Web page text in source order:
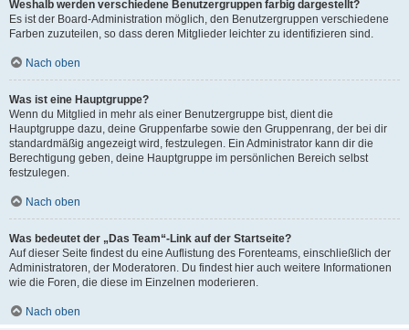
Weshalb werden verschiedene Benutzergruppen farbig dargestellt?
Es ist der Board-Administration möglich, den Benutzergruppen verschiedene
Farben zuzuteilen, so dass deren Mitglieder leichter zu identifizieren sind.
Nach oben
Was ist eine Hauptgruppe?
Wenn du Mitglied in mehr als einer Benutzergruppe bist, dient die
Hauptgruppe dazu, deine Gruppenfarbe sowie den Gruppenrang, der bei dir
standardmäßig angezeigt wird, festzulegen. Ein Administrator kann dir die
Berechtigung geben, deine Hauptgruppe im persönlichen Bereich selbst
festzulegen.
Nach oben
Was bedeutet der „Das Team“-Link auf der Startseite?
Auf dieser Seite findest du eine Auflistung des Forenteams, einschließlich der
Administratoren, der Moderatoren. Du findest hier auch weitere Informationen
wie die Foren, die diese im Einzelnen moderieren.
Nach oben